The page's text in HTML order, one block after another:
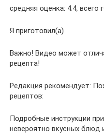
средняя оценка: 4.4, всего
Я приготовил(а)
Важно! Видео может
рецепта!
Редакция рекомендует:
рецептов:
Подробные инструкции
невероятно вкусных блюд